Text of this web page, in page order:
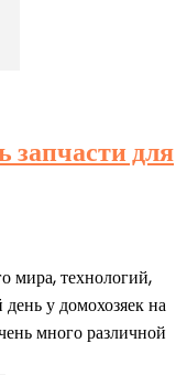
запчасти для
мира, технологий,
у домохозяек на
много различной